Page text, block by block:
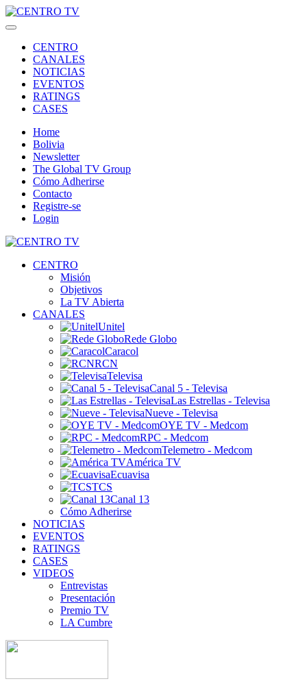
CENTRO
CANALES
NOTICIAS
EVENTOS
RATINGS
CASES
Home
Bolivia
Newsletter
The Global TV Group
Cómo Adherirse
Contacto
Registre-se
Login
CENTRO
Misión
Objetivos
La TV Abierta
CANALES
Unitel
Rede Globo
Caracol
RCN
Televisa
Canal 5 - Televisa
Las Estrellas - Televisa
Nueve - Televisa
OYE TV - Medcom
RPC - Medcom
Telemetro - Medcom
América TV
Ecuavisa
TCS
Canal 13
Cómo Adherirse
NOTICIAS
EVENTOS
RATINGS
CASES
VIDEOS
Entrevistas
Presentación
Premio TV
LA Cumbre